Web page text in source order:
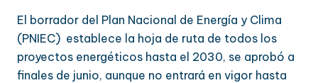
El borrador del Plan Nacional de Energía y Clima
(PNIEC) establece la hoja de ruta de todos los
proyectos energéticos hasta el 2030, se aprobó a
finales de junio, aunque no entrará en vigor hasta